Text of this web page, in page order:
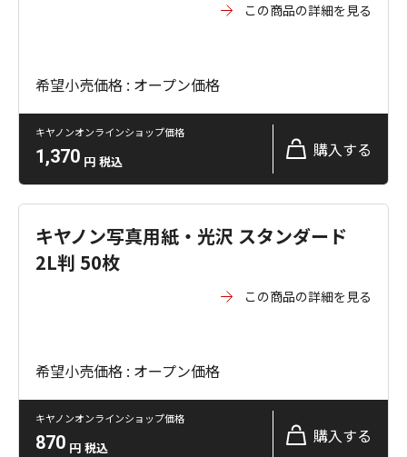
この商品の詳細を見る
希望小売価格 : オープン価格
キヤノンオンラインショップ価格
1,370 円 税込
購入する
キヤノン写真用紙・光沢 スタンダード
2L判 50枚
この商品の詳細を見る
希望小売価格 : オープン価格
キヤノンオンラインショップ価格
870 円 税込
購入する